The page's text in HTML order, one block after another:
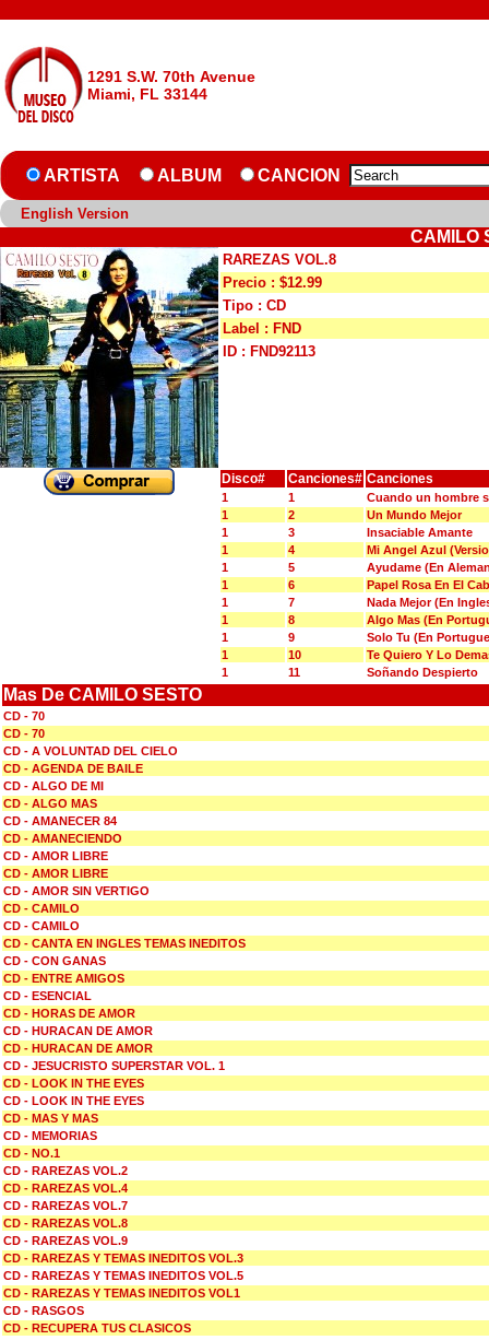
1291 S.W. 70th Avenue
Miami, FL 33144
ARTISTA ALBUM CANCION
English Version
CAMILO
RAREZAS VOL.8
Precio : $12.99
Tipo : CD
Label : FND
ID : FND92113
Disco# Canciones# Canciones
1 1
Cuando un hombre
1
2
Un Mundo Mejor
1
3
Insaciable Amante
1
4
Mi Angel Azul
1
5
Ayudame (En
1
6
Papel Rosa En El
1
7
Nada Mejor (En
1
8
Algo Mas (En
1
9
Solo Tu (En
1
10
Te Quiero Y Lo
1
11 Soñando Despierto
Mas De CAMILO SESTO
CD - 70
CD - 70
CD - A VOLUNTAD DEL CIELO
CD - AGENDA DE BAILE
CD - ALGO DE MI
CD - ALGO MAS
CD - AMANECER 84
CD - AMANECIENDO
CD - AMOR LIBRE
CD - AMOR LIBRE
CD - AMOR SIN VERTIGO
CD - CAMILO
CD - CAMILO
CD - CANTA EN INGLES TEMAS INEDITOS
CD - CON GANAS
CD - ENTRE AMIGOS
CD - ESENCIAL
CD - HORAS DE AMOR
CD - HURACAN DE AMOR
CD - HURACAN DE AMOR
CD - JESUCRISTO SUPERSTAR VOL. 1
CD - LOOK IN THE EYES
CD - LOOK IN THE EYES
CD - MAS Y MAS
CD - MEMORIAS
CD - NO.1
CD - RAREZAS VOL.2
CD - RAREZAS VOL.4
CD - RAREZAS VOL.7
CD - RAREZAS VOL.8
CD - RAREZAS VOL.9
CD - RAREZAS Y TEMAS INEDITOS VOL.3
CD - RAREZAS Y TEMAS INEDITOS VOL.5
CD - RAREZAS Y TEMAS INEDITOS VOL1
CD - RASGOS
CD - RECUPERA TUS CLASICOS